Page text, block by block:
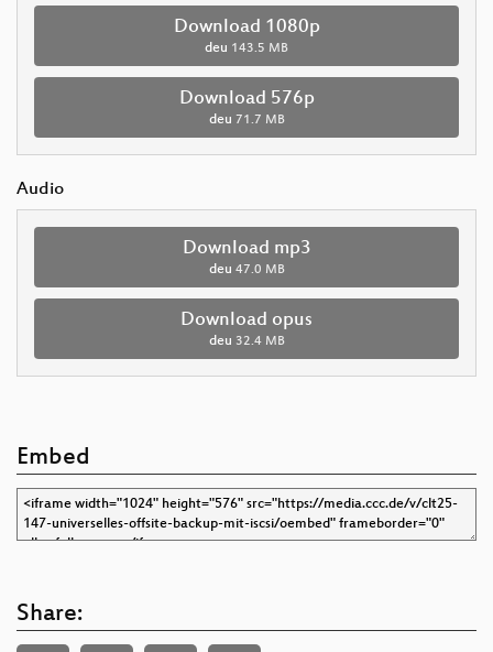
Download 1080p
deu 143.5 MB
Download 576p
deu 71.7 MB
Audio
Download mp3
deu 47.0 MB
Download opus
deu 32.4 MB
Embed
Share: